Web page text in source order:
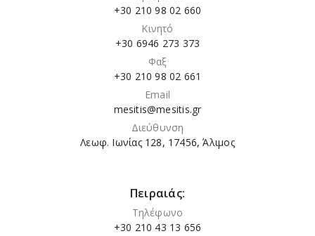
+30 210 98 02 660
Κινητό
+30 6946 273 373
Φαξ
+30 210 98 02 661
Email
mesitis@mesitis.gr
Διεύθυνση
Λεωφ. Ιωνίας 128, 17456, Άλιμος
Πειραιάς:
Τηλέφωνο
+30 210 43 13 656